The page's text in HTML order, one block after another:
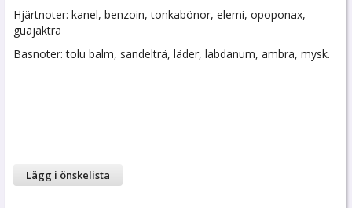
Hjärtnoter: kanel, benzoin, tonkabönor, elemi, opoponax,
guajakträ
Basnoter: tolu balm, sandelträ, läder, labdanum, ambra, mysk.
Lägg i önskelista